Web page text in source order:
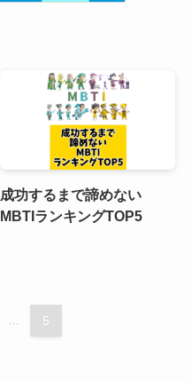
成功するまで諦めない
MBTIランキングTOP5
5